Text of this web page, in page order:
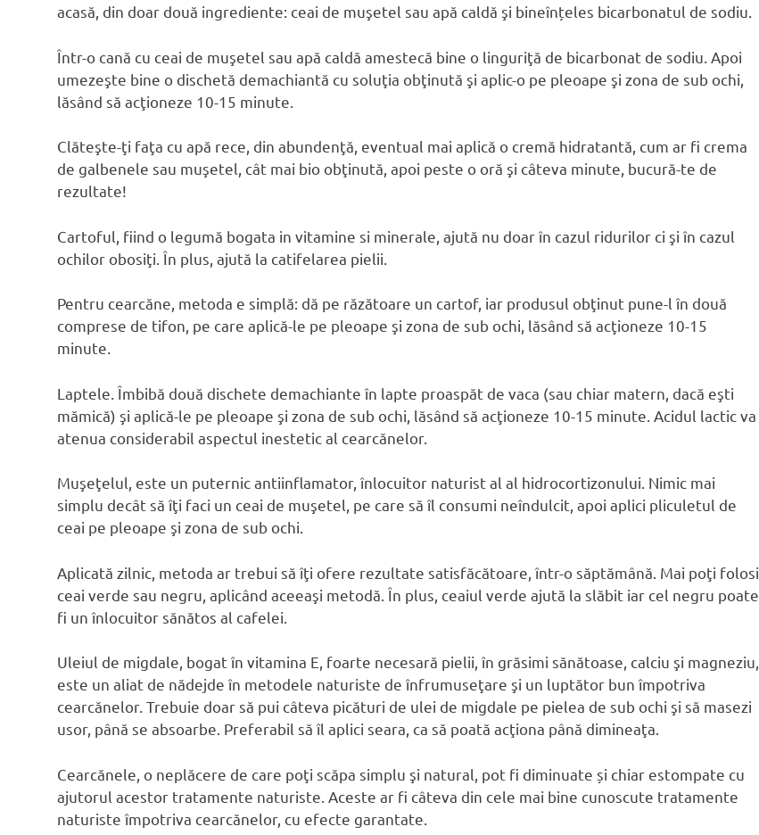
acasă, din doar două ingrediente: ceai de muşetel sau apă caldă şi bineînțeles bicarbonatul de sodiu.
Într-o cană cu ceai de muşetel sau apă caldă amestecă bine o linguriţă de bicarbonat de sodiu. Apoi
umezeşte bine o dischetă demachiantă cu soluţia obţinută şi aplic-o pe pleoape şi zona de sub ochi,
lăsând să acţioneze 10-15 minute.
Clăteşte-ţi faţa cu apă rece, din abundenţă, eventual mai aplică o cremă hidratantă, cum ar fi crema
de galbenele sau muşetel, cât mai bio obţinută, apoi peste o oră şi câteva minute, bucură-te de
rezultate!
Cartoful, fiind o legumă bogata in vitamine si minerale, ajută nu doar în cazul ridurilor ci şi în cazul
ochilor obosiţi. În plus, ajută la catifelarea pielii.
Pentru cearcăne, metoda e simplă: dă pe răzătoare un cartof, iar produsul obţinut pune-l în două
comprese de tifon, pe care aplică-le pe pleoape şi zona de sub ochi, lăsând să acţioneze 10-15
minute.
Laptele. Îmbibă două dischete demachiante în lapte proaspăt de vaca (sau chiar matern, dacă eşti
mămică) şi aplică-le pe pleoape şi zona de sub ochi, lăsând să acţioneze 10-15 minute. Acidul lactic va
atenua considerabil aspectul inestetic al cearcănelor.
Muşeţelul, este un puternic antiinflamator, înlocuitor naturist al al hidrocortizonului. Nimic mai
simplu decât să îţi faci un ceai de muşetel, pe care să îl consumi neîndulcit, apoi aplici pliculetul de
ceai pe pleoape şi zona de sub ochi.
Aplicată zilnic, metoda ar trebui să îţi ofere rezultate satisfăcătoare, într-o săptămână. Mai poţi folosi
ceai verde sau negru, aplicând aceeaşi metodă. În plus, ceaiul verde ajută la slăbit iar cel negru poate
fi un înlocuitor sănătos al cafelei.
Uleiul de migdale, bogat în vitamina E, foarte necesară pielii, în grăsimi sănătoase, calciu şi magneziu,
este un aliat de nădejde în metodele naturiste de înfrumuseţare şi un luptător bun împotriva
cearcănelor. Trebuie doar să pui câteva picături de ulei de migdale pe pielea de sub ochi şi să masezi
usor, până se absoarbe. Preferabil să îl aplici seara, ca să poată acţiona până dimineaţa.
Cearcănele, o neplăcere de care poţi scăpa simplu şi natural, pot fi diminuate și chiar estompate cu
ajutorul acestor tratamente naturiste. Aceste ar fi câteva din cele mai bine cunoscute tratamente
naturiste împotriva cearcănelor, cu efecte garantate.